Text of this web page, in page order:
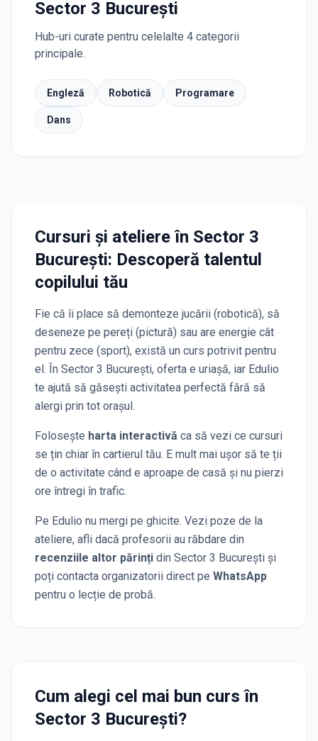
Sector 3 București
Hub-uri curate pentru celelalte 4 categorii
principale.
Engleză Robotică Programare
Dans
Cursuri și ateliereîn Sector 3
București: Descoperă talentul
copilului tău
Fie că îi place să demonteze jucării (robotică), să
deseneze pe pereți (pictură) sau are energie cât
pentru zece (sport), există un curs potrivit pentru
el. În Sector 3 București, oferta e uriașă, iar Edulio
te ajută să găsești activitatea perfectă fără să
alergi prin tot orașul.
Folosește harta interactivă ca să vezi ce cursuri
se țin chiar în cartierul tău. E mult mai ușor să te ții
de o activitate când e aproape de casă și nu pierzi
ore întregi în trafic.
Pe Edulio nu mergi pe ghicite. Vezi poze de la
ateliere, afli dacă profesorii au răbdare din
recenziile altor părinți din Sector 3 București și
poți contacta organizatorii direct pe WhatsApp
pentru o lecție de probă.
Cum alegi cel mai bun cursîn
Sector 3 București?